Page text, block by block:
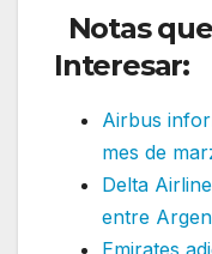
Notas
Interesar:
Airbus
mes de
Delta
entre